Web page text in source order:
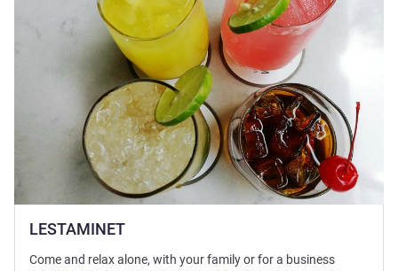
LESTAMINET
Come and relax alone, with your family or for a business